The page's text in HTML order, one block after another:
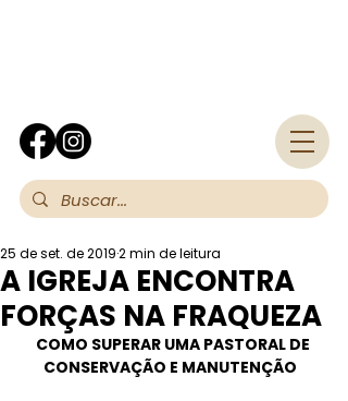
A IGREJA ENCONTRA
FORÇAS NA FRAQUEZA
25 de set. de 20192 min de leitura
COMO SUPERAR UMA PASTORAL DE
CONSERVAÇÃO E MANUTENÇÃO